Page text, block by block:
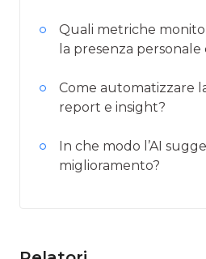
Quali metriche
la presenza personale
Come automatizzare
report e insight?
In che modo l’AI
miglioramento?